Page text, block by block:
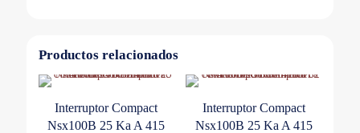
Disparo
Polos
cantidad
Productos relacionados
Interruptor Compact
Nsx100B 25 Ka A 415
Interruptor Compact
Nsx100B 25 Ka A 415